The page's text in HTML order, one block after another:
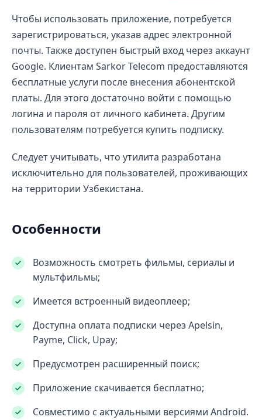
Чтобы использовать приложение, потребуется
зарегистрироваться, указав адрес электронной
почты. Также доступен быстрый вход через аккаунт
Google. Клиентам Sarkor Telecom предоставляются
бесплатные услуги после внесения абонентской
платы. Для этого достаточно войти с помощью
логина и пароля от личного кабинета. Другим
пользователям потребуется купить подписку.
Следует учитывать, что утилита разработана
исключительно для пользователей, проживающих
на территории Узбекистана.
Особенности
Возможность смотреть фильмы, сериалы и
мультфильмы;
Имеется встроенный видеоплеер;
Доступна оплата подписки через Apelsin,
Payme, Click, Upay;
Предусмотрен расширенный поиск;
Приложение скачивается бесплатно;
Совместимо с актуальными версиями Android.